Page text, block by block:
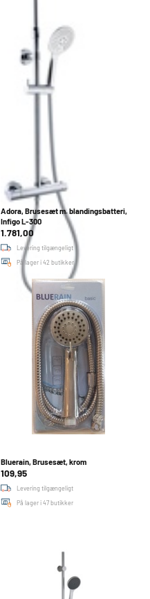
Adora, Brusesæt m. blandingsbatteri,
Infigo L-300
1.781,00
Levering tilgængeligt
På lager i 42 butikker
Bluerain, Brusesæt, krom
109,95
Levering tilgængeligt
På lager i 47 butikker